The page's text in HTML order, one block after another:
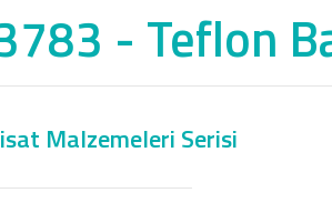
- Teflon
Malzemeleri Serisi